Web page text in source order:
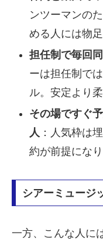
ンツーマンの
める人には物足
担任制で毎回
ーは担任制で
ル。安定より
その場ですぐ
人 ：人気枠は
約が前提になり
シアーミュージ
一方、こんな人に